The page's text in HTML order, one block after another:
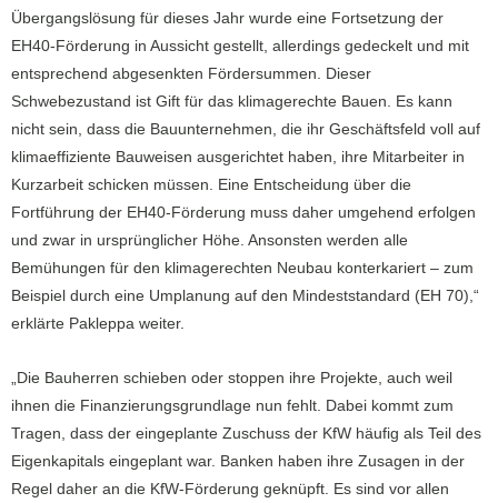
Übergangslösung für dieses Jahr wurde eine Fortsetzung der
EH40-Förderung in Aussicht gestellt, allerdings gedeckelt und mit
entsprechend abgesenkten Fördersummen. Dieser
Schwebezustand ist Gift für das klimagerechte Bauen. Es kann
nicht sein, dass die Bauunternehmen, die ihr Geschäftsfeld voll auf
klimaeffiziente Bauweisen ausgerichtet haben, ihre Mitarbeiter in
Kurzarbeit schicken müssen. Eine Entscheidung über die
Fortführung der EH40-Förderung muss daher umgehend erfolgen
und zwar in ursprünglicher Höhe. Ansonsten werden alle
Bemühungen für den klimagerechten Neubau konterkariert – zum
Beispiel durch eine Umplanung auf den Mindeststandard (EH 70),“
erklärte Pakleppa weiter.
„Die Bauherren schieben oder stoppen ihre Projekte, auch weil
ihnen die Finanzierungsgrundlage nun fehlt. Dabei kommt zum
Tragen, dass der eingeplante Zuschuss der KfW häufig als Teil des
Eigenkapitals eingeplant war. Banken haben ihre Zusagen in der
Regel daher an die KfW-Förderung geknüpft. Es sind vor allen